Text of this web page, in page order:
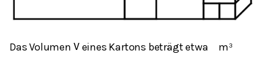
Das Volumen Veines Kartons beträgt etwa m³